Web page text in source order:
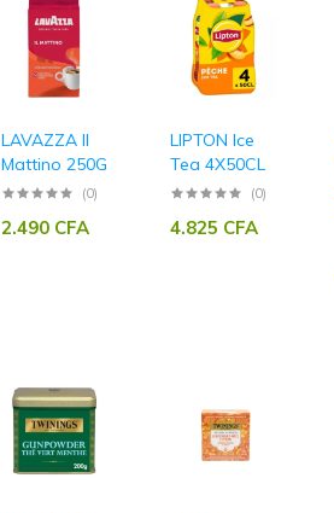
LAVAZZA Il
Mattino 250G
(0)
2.490 CFA
LIPTON Ice
Tea 4X50CL
(0)
4.825 CFA